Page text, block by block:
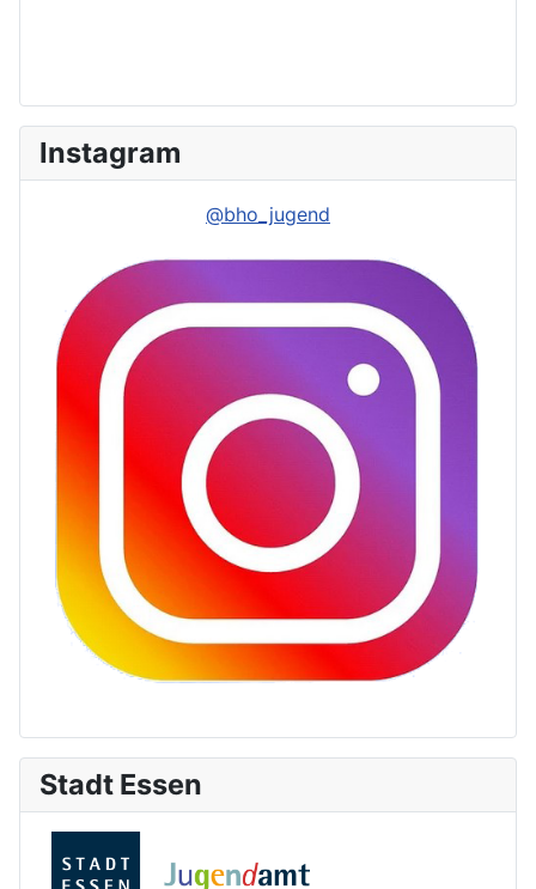
Instagram
@bho_jugend
Stadt Essen